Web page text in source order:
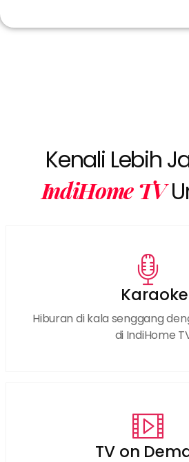
Kenali Lebih
IndiHome TV
Karaoke
Hiburan di kala senggang
di IndiHome
TV on